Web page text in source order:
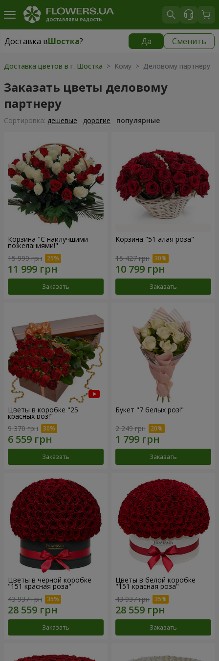
Доставка вШостка? Да Сменить
Доставка вШостка|
Доставка цветов в г. Шостка > Кому > Деловому партнеру
Заказать цветы деловому
партнеру
Cортировка: дешевые дорогие популярные
Корзина "С наилучшими
пожеланиями!"
15 999 грн
Заказать
Корзина "51 алая роза"
15 427 грн
Заказать
Цветы в коробке "25
красных роз!"
9 370 грн
Заказать
Букет "7 белых роз!"
2 249 грн
Заказать
Цветы в чёрной коробке
"151 красная роза"
43 937 грн
Заказать
Цветы в белой коробке
"151 красная роза"
43 937 грн
Заказать